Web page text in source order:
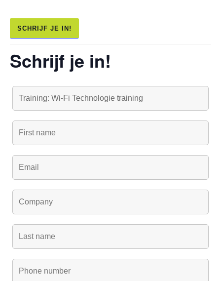
SCHRIJF JE IN!
Schrijf je in!